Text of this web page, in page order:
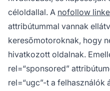
céloldallal. A nofollow
attribútummal vannak
keresőmotoroknak, hogy
hivatkozott oldalnak.
rel=“sponsored”
rel=“ugc”-t a felhasználók